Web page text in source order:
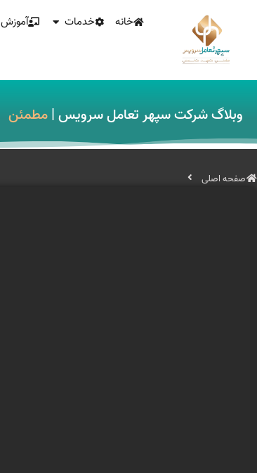
خانه خدمات آموزش
وبلاگ شرکت سپهر تعامل سرویس |مطمئن
صفحه اصلی